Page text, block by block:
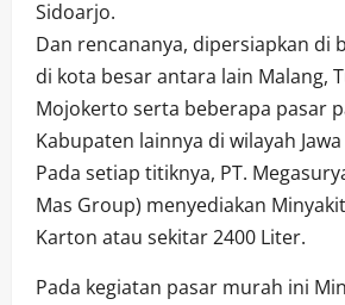
Sidoarjo.
Dan rencananya, dipersiapkan di
di kota besar antara lain Malang,
Mojokerto serta beberapa pasar
Kabupaten lainnya di wilayah
Pada setiap titiknya, PT.
Mas Group) menyediakan
Karton atau sekitar 2400 Liter.
Pada kegiatan pasar murah ini